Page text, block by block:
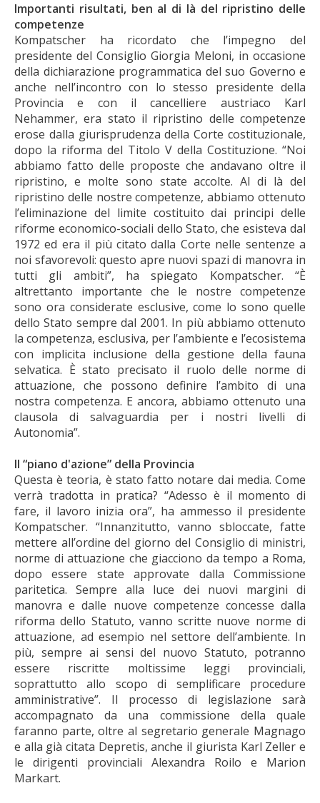
Importanti risultati, ben al di là del ripristino delle
competenze
Kompatscher ha ricordato che l’impegno del
presidente del Consiglio Giorgia Meloni, in occasione
della dichiarazione programmatica del suo Governo e
anche nell’incontro con lo stesso presidente della
Provincia e con il cancelliere austriaco Karl
Nehammer, era stato il ripristino delle competenze
erose dalla giurisprudenza della Corte costituzionale,
dopo la riforma del Titolo V della Costituzione. “Noi
abbiamo fatto delle proposte che andavano oltre il
ripristino, e molte sono state accolte. Al di là del
ripristino delle nostre competenze, abbiamo ottenuto
l’eliminazione del limite costituito dai principi delle
riforme economico-sociali dello Stato, che esisteva dal
1972 ed era il più citato dalla Corte nelle sentenze a
noi sfavorevoli: questo apre nuovi spazi di manovra in
tutti gli ambiti”, ha spiegato Kompatscher. “È
altrettanto importante che le nostre competenze
sono ora considerate esclusive, come lo sono quelle
dello Stato sempre dal 2001. In più abbiamo ottenuto
la competenza, esclusiva, per l’ambiente e l’ecosistema
con implicita inclusione della gestione della fauna
selvatica. È stato precisato il ruolo delle norme di
attuazione, che possono definire l’ambito di una
nostra competenza. E ancora, abbiamo ottenuto una
clausola di salvaguardia per i nostri livelli di
Autonomia”.
Il “piano d'azione” della Provincia
Questa è teoria, è stato fatto notare dai media. Come
verrà tradotta in pratica? “Adesso è il momento di
fare, il lavoro inizia ora”, ha ammesso il presidente
Kompatscher. “Innanzitutto, vanno sbloccate, fatte
mettere all’ordine del giorno del Consiglio di ministri,
norme di attuazione che giacciono da tempo a Roma,
dopo essere state approvate dalla Commissione
paritetica. Sempre alla luce dei nuovi margini di
manovra e dalle nuove competenze concesse dalla
riforma dello Statuto, vanno scritte nuove norme di
attuazione, ad esempio nel settore dell’ambiente. In
più, sempre ai sensi del nuovo Statuto, potranno
essere riscritte moltissime leggi provinciali,
soprattutto allo scopo di semplificare procedure
amministrative”. Il processo di legislazione sarà
accompagnato da una commissione della quale
faranno parte, oltre al segretario generale Magnago
e alla già citata Depretis, anche il giurista Karl Zeller e
le dirigenti provinciali Alexandra Roilo e Marion
Markart.